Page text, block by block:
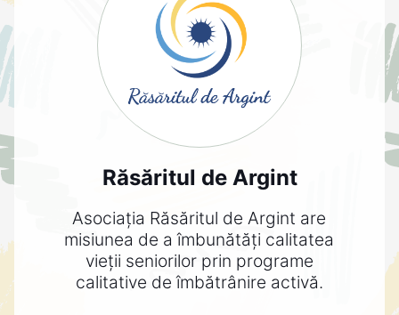
Răsăritul de Argint
Asociația Răsăritul de Argint are
misiunea de a îmbunătăți calitatea
vieții seniorilor prin programe
calitative de îmbătrânire activă.